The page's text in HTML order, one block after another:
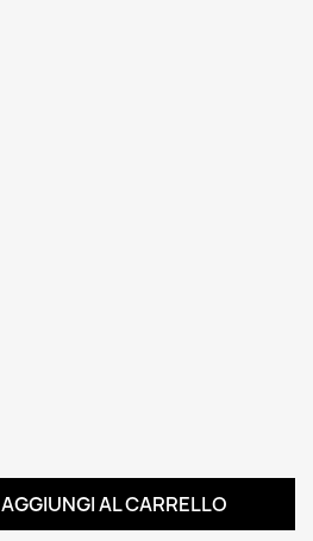
AGGIUNGI AL CARRELLO